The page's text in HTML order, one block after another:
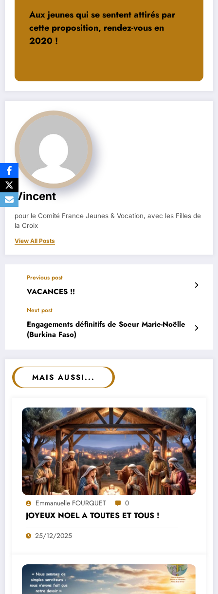
Aux jeunes qui se sentent attirés par
cette proposition, rendez-vous en
2020 !
Vincent
pour le Comité France Jeunes & Vocation, avec les Filles de
la Croix
View All Posts
Previous post
VACANCES !!
Next post
Engagements définitifs de Soeur Marie-Noëlle
(Burkina Faso)
MAIS AUSSI...
Emmanuelle FOURQUET 0
JOYEUX NOEL A TOUTES ET TOUS !
25/12/2025